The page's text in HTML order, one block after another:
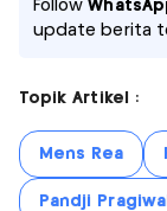
Follow
update berita
Topik Artikel :
Mens Rea
Pandji